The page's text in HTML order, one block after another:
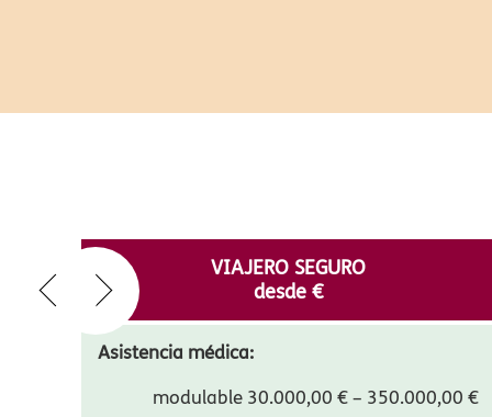
VIAJERO SEGURO
desde €
Asistencia médica:
modulable 30.000,00 € – 350.000,00 €